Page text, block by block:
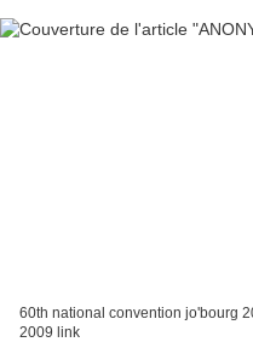
60th national convention jo'bourg
2009 link